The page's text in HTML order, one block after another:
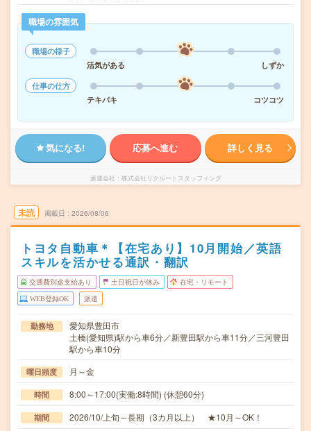
職場の雰囲気
職場の様子
活気がある
しずか
仕事の仕方
テキパキ
コツコツ
気になる! 応募へ進む 詳しく見る
派遣会社 株式会社リクルートスタッフィング
未読 掲載日 2026/08/06
トヨタ自動車＊【在宅あり】10月開始／英語
スキルを活かせる通訳・翻訳
交通費別途支給あり 土日祝日が休み 在宅・リモート
WEB登録OK 派遣
勤務地
愛知県豊田市
土橋(愛知県)駅から車6分／新豊田駅から車11分／三河豊田
駅から車10分
曜日頻度 月～金
時間 8:00～17:00(実働:8時間) (休憩60分)
期間 2026/10/上旬～長期（3カ月以上） ★10月～OK！